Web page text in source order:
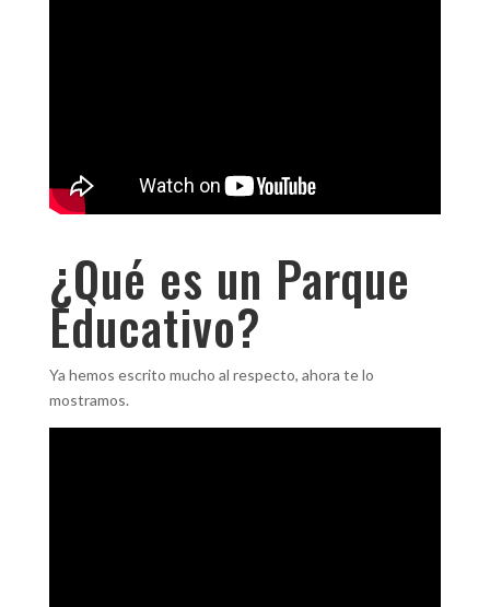
¿Qué es un Parque
Educativo?
Ya hemos escrito mucho al respecto, ahora te lo
mostramos.